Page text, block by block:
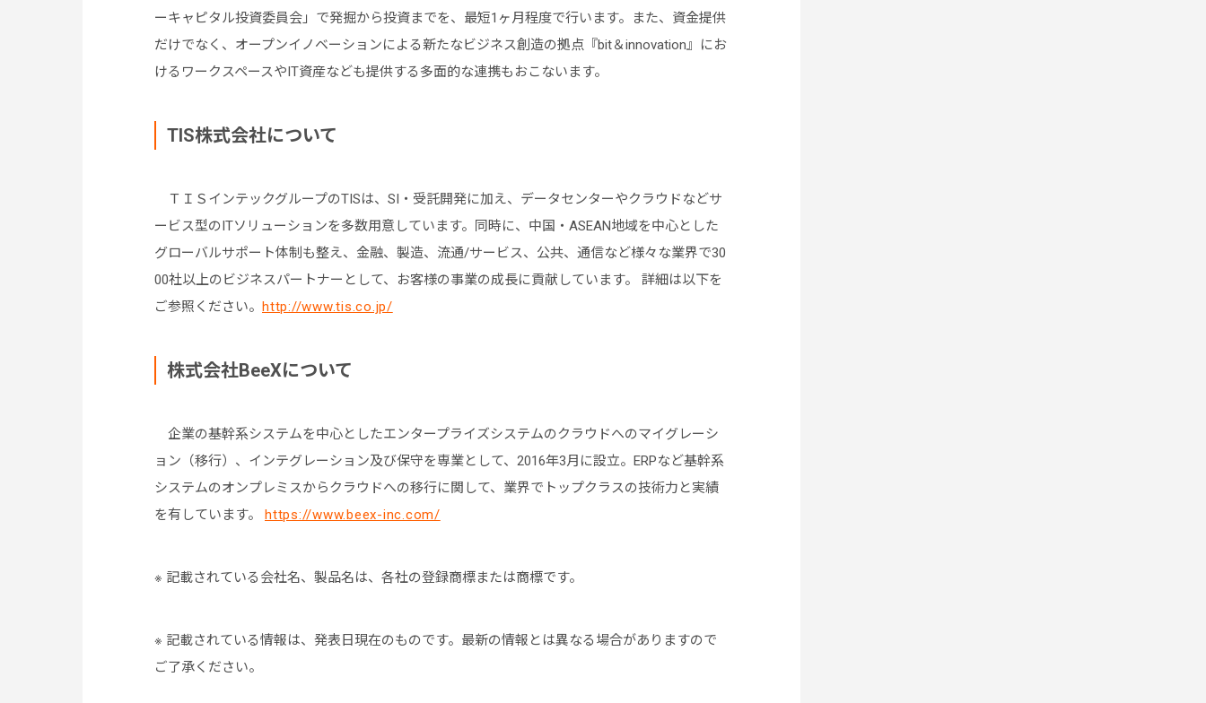
ーキャピタル投資委員会」で発掘から投資までを、最短1ヶ月程度で行います。また、資金提供
だけでなく、オープンイノベーションによる新たなビジネス創造の拠点『bit＆innovation』にお
けるワークスペースやIT資産なども提供する多面的な連携もおこないます。
TIS株式会社について
ＴＩＳインテックグループのTISは、SI・受託開発に加え、データセンターやクラウドなどサ
ービス型のITソリューションを多数用意しています。同時に、中国・ASEAN地域を中心とした
グローバルサポート体制も整え、金融、製造、流通/サービス、公共、通信など様々な業界で30
00社以上のビジネスパートナーとして、お客様の事業の成長に貢献しています。 詳細は以下を
ご参照ください。 http://www.tis.co.jp/
株式会社BeeXについて
企業の基幹系システムを中心としたエンタープライズシステムのクラウドへのマイグレーシ
ョン（移行）、インテグレーション及び保守を専業として、2016年3月に設立。ERPなど基幹系
システムのオンプレミスからクラウドへの移行に関して、業界でトップクラスの技術力と実績
を有しています。 https://www.beex-inc.com/
※ 記載されている会社名、製品名は、各社の登録商標または商標です。
※ 記載されている情報は、発表日現在のものです。最新の情報とは異なる場合がありますので
ご了承ください。